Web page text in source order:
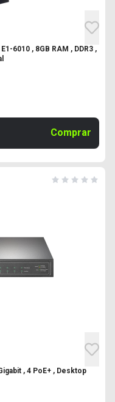
6010 , 8GB RAM , DDR3 ,
Comprar
, 4 PoE+ , Desktop